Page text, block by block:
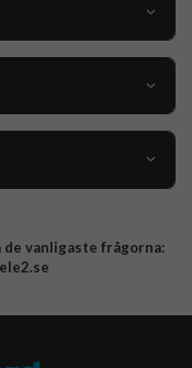
vanligaste frågorna: